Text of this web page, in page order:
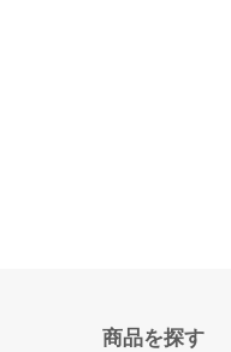
商品を探す